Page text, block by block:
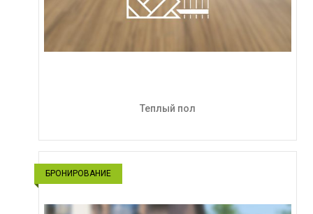
Теплый пол
БРОНИРОВАНИЕ